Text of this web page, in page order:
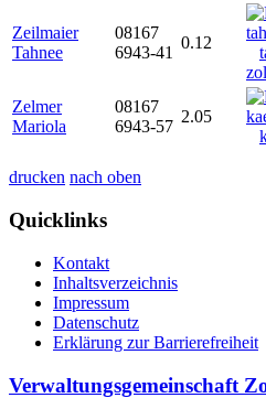
Zeilmaier
Tahnee
08167
6943-41
0.12
Zelmer
Mariola
08167
6943-57
2.05
drucken nach oben
Quicklinks
Kontakt
Inhaltsverzeichnis
Impressum
Datenschutz
Erklärung zur Barrierefreiheit
Verwaltungsgemeinschaft